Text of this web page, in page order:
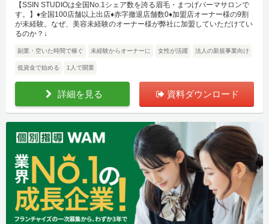
【SSIN STUDIOは全国No.1シェア数を誇る眉毛・まつげパーマサロンで
す。】♦全国100店舗以上出店♦赤字撤退店舗数0♦加盟店オーナー様の9割
が未経験。なぜ、美容未経験のオーナー様が弊社に加盟していただけてい
るのか？↓
副業・空いた時間で稼ぐ 未経験からオーナーに 女性が活躍 法人の新規事業向け
低資金で始める 1人で開業
詳細を見る 資料ダウンロード